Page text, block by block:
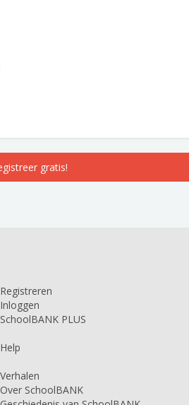
gratis!
Registreren
Inloggen
SchoolBANK PLUS
Help
Verhalen
Over SchoolBANK